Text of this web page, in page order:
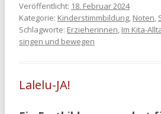
Veröffentlicht: 18. Februar 2024
Kategorie: Kinderstimmbildung, Noten,
Schlagworte: Erzieherinnen, Im Kita-
singen und bewegen
Lalelu-JA!